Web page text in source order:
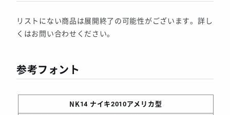
リストにない商品は展開終了の可能性がございます。詳し
くはお問い合わせください。
参考フォント
NK14 ナイキ2010アメリカ型